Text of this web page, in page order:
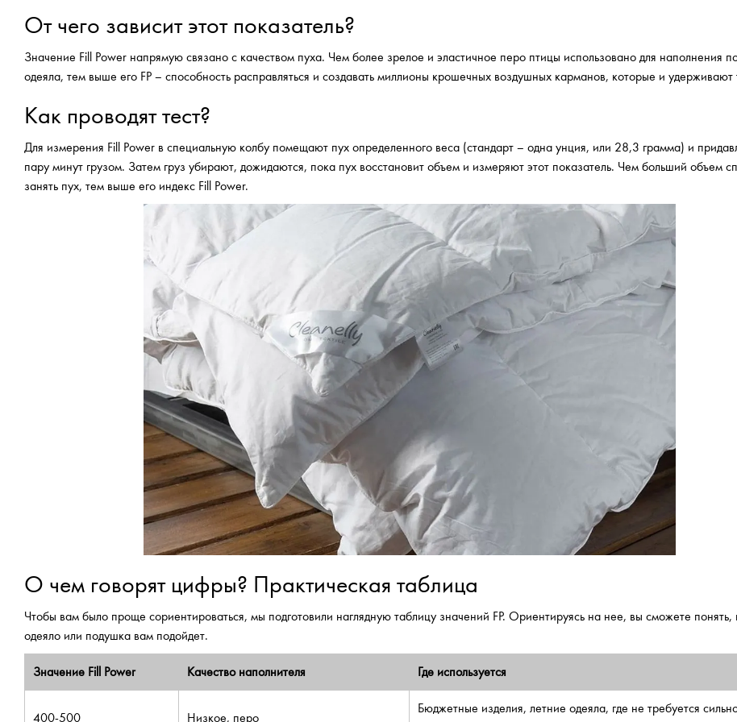
От чего зависит этот показатель?
Значение Fill Power напрямую связано с качеством пуха. Чем более зрелое и эластичное перо птицы использовано для наполнения
одеяла, тем выше его FP – способность расправляться и создавать миллионы крошечных воздушных карманов, которые и удерживают
Как проводят тест?
Для измерения Fill Power в специальную колбу помещают пух определенного веса (стандарт – одна унция, или 28,3 грамма) и
пару минут грузом. Затем груз убирают, дожидаются, пока пух восстановит объем и измеряют этот показатель. Чем больший объем
занять пух, тем выше его индекс Fill Power.
О чем говорят цифры? Практическая таблица
Чтобы вам было проще сориентироваться, мы подготовили наглядную таблицу значений FP. Ориентируясь на нее, вы сможете понять,
одеяло или подушка вам подойдет.
Значение Fill Power Качество наполнителя Где используется
400-500 Низкое, перо
Бюджетные изделия, летние одеяла, где не требуется